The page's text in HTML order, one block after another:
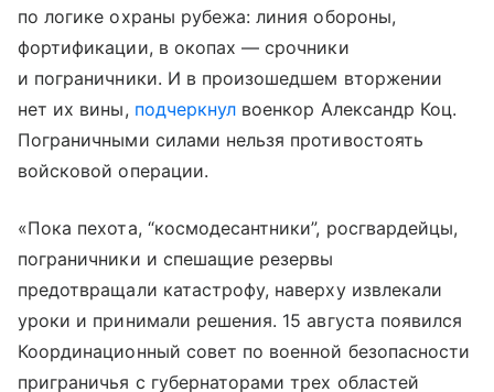
по логике охраны рубежа: линия обороны,
фортификации, в окопах — срочники
и пограничники. И в произошедшем вторжении
нет их вины, подчеркнул военкор Александр Коц.
Пограничными силами нельзя противостоять
войсковой операции.
«Пока пехота, “космодесантники”, росгвардейцы,
пограничники и спешащие резервы
предотвращали катастрофу, наверху извлекали
уроки и принимали решения. 15 августа появился
Координационный совет по военной безопасности
приграничья с губернаторами трех областей